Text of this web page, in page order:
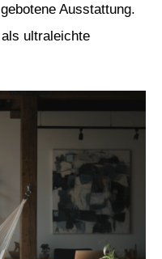
Ausstattung.
ultraleichte